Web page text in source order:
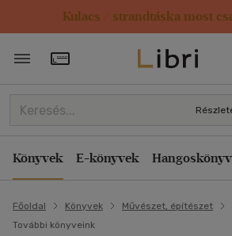
Kulacs / strandtáska most
Törzsvásárlói Kártya adatai
Könyvek E-könyvek
Főoldal Könyvek Művészet, építészet
További könyveink